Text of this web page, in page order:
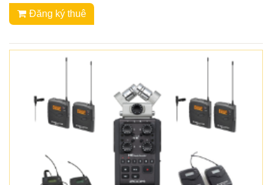
Đăng ký thuê